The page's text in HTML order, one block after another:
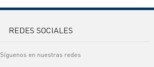
REDES SOCIALES
Síguenos en nuestras redes